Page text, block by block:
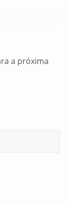
a próxima